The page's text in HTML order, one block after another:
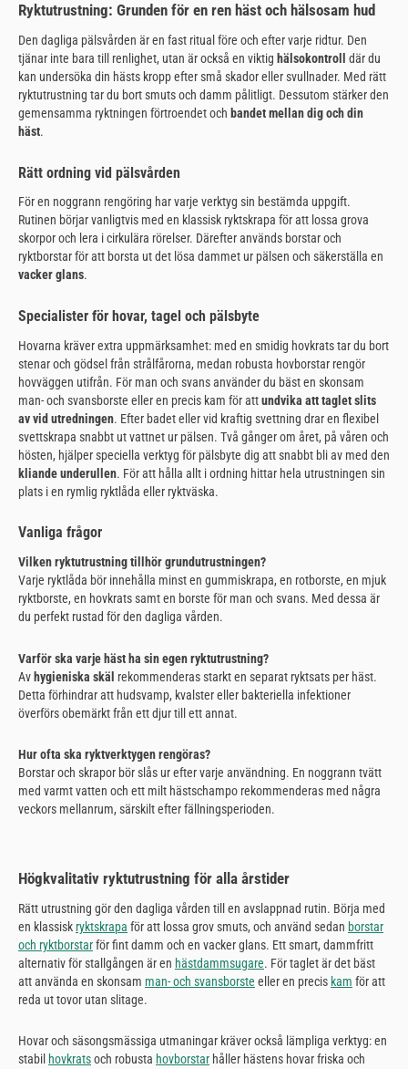
Ryktutrustning: Grunden för en ren häst och hälsosam hud
Den dagliga pälsvården är en fast ritual före och efter varje ridtur. Den
tjänar inte bara till renlighet, utan är också en viktig hälsokontroll
där du
kan undersöka din hästs kropp efter små skador eller svullnader. Med rätt
ryktutrustning tar du bort smuts och damm pålitligt. Dessutom stärker den
gemensamma ryktningen förtroendet och bandet mellan dig och din
häst.
Rätt ordning vid pälsvården
För en noggrann rengöring har varje verktyg sin bestämda uppgift.
Rutinen börjar vanligtvis med en klassisk ryktskrapa för att lossa grova
skorpor och lera i cirkulära rörelser. Därefter används borstar och
ryktborstar för att borsta ut det lösa dammet ur pälsen och säkerställa en
vacker glans.
Specialister för hovar, tagel och pälsbyte
Hovarna kräver extra uppmärksamhet: med en smidig hovkrats tar du bort
stenar och gödsel från strålfårorna, medan robusta hovborstar rengör
hovväggen utifrån. För man och svans använder du bäst en skonsam
man- och svansborste eller en precis kam för attundvika att taglet slits
av vid utredningen. Efter badet eller vid kraftig svettning drar en flexibel
svettskrapa snabbt ut vattnet ur pälsen. Två gånger om året, på våren och
hösten, hjälper speciella verktyg för pälsbyte dig att snabbt bli av med den
kliande underullen. För att hålla allt i ordning hittar hela utrustningen sin
plats i en rymlig ryktlåda eller ryktväska.
Vanliga frågor
Vilken ryktutrustning tillhör grundutrustningen?
Varje ryktlåda bör innehålla minst en gummiskrapa, en rotborste, en mjuk
ryktborste, en hovkrats samt en borste för man och svans. Med dessa är
du perfekt rustad för den dagliga vården.
Varför ska varje häst ha sin egen ryktutrustning?
Av hygieniska skäl rekommenderas starkt en separat ryktsats per häst.
Detta förhindrar att hudsvamp, kvalster eller bakteriella infektioner
överförs obemärkt från ett djur till ett annat.
Hur ofta ska ryktverktygen rengöras?
Borstar och skrapor bör slås ur efter varje användning. En noggrann tvätt
med varmt vatten och ett milt hästschampo rekommenderas med några
veckors mellanrum, särskilt efter fällningsperioden.
Högkvalitativ ryktutrustning för alla årstider
Rätt utrustning gör den dagliga vården till en avslappnad rutin. Börja med
en klassisk ryktskrapa för att lossa grov smuts, och använd sedan borstar
och ryktborstarför fint damm och en vacker glans. Ett smart, dammfritt
alternativ för stallgången är en hästdammsugare. För taglet är det bäst
att använda en skonsam man- och svansborste eller en precis kam för att
reda ut tovor utan slitage.
Hovar och säsongsmässiga utmaningar kräver också lämpliga verktyg: en
stabil hovkratsoch robusta hovborstar håller hästens hovar friska och